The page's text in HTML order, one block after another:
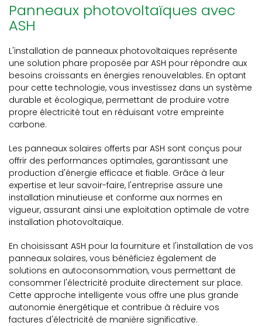
Panneaux photovoltaïques avec
ASH
L'installation de panneaux photovoltaïques représente
une solution phare proposée par ASH pour répondre aux
besoins croissants en énergies renouvelables. En optant
pour cette technologie, vous investissez dans un système
durable et écologique, permettant de produire votre
propre électricité tout en réduisant votre empreinte
carbone.
Les panneaux solaires offerts par ASH sont conçus pour
offrir des performances optimales, garantissant une
production d'énergie efficace et fiable. Grâce à leur
expertise et leur savoir-faire, l'entreprise assure une
installation minutieuse et conforme aux normes en
vigueur, assurant ainsi une exploitation optimale de votre
installation photovoltaïque.
En choisissant ASH pour la fourniture et l'installation de vos
panneaux solaires, vous bénéficiez également de
solutions en autoconsommation, vous permettant de
consommer l'électricité produite directement sur place.
Cette approche intelligente vous offre une plus grande
autonomie énergétique et contribue à réduire vos
factures d'électricité de manière significative.